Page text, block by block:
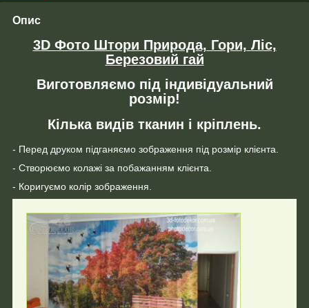
Опис
3D Фото Штори Природа, Гори, Ліс,
Березовий гай
Виготовляємо під індивідуальний
розмір!
Кілька видів тканин і кріплень.
- Перед друком підганяємо зображення під розмір клієнта.
- Створюємо колажі за побажанням клієнта.
- Коригуємо колір зображення.